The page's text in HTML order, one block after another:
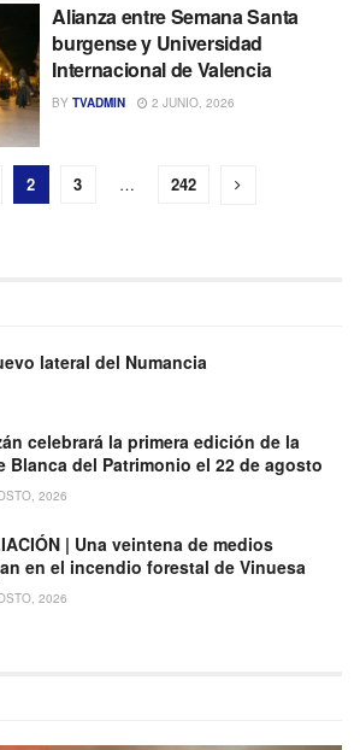
Alianza entre Semana Santa
burgense y Universidad
Internacional de Valencia
BY TVADMIN 2 JUNIO, 2026
2 3 … 242
lateral del Numancia
celebrará la primera edición de la
Blanca del Patrimonio el 22 de agosto
2026
| Una veintena de medios
en el incendio forestal de Vinuesa
2026